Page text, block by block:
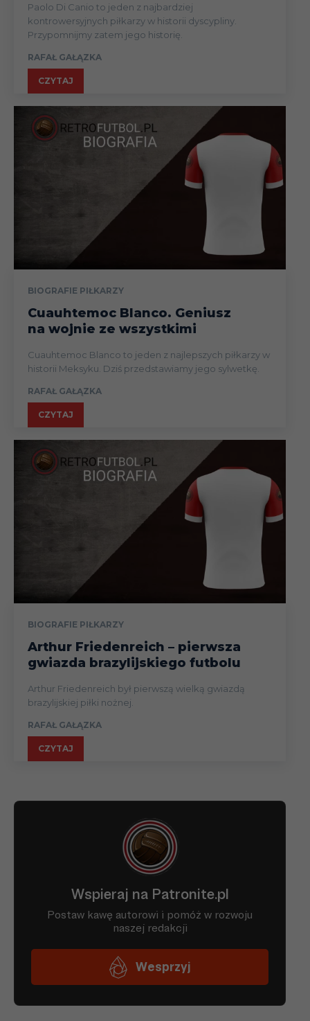
Paolo Di Canio to jeden z najbardziej
kontrowersyjnych piłkarzy w historii dyscypliny.
Przypomnijmy zatem jego historię.
RAFAŁ GAŁĄZKA
CZYTAJ
BIOGRAFIE PIŁKARZY
Cuauhtemoc Blanco. Geniusz
na wojnie ze wszystkimi
Cuauhtemoc Blanco to jeden z najlepszych piłkarzy w
historii Meksyku. Dziś przedstawiamy jego sylwetkę.
RAFAŁ GAŁĄZKA
CZYTAJ
BIOGRAFIE PIŁKARZY
Arthur Friedenreich – pierwsza
gwiazda brazylijskiego futbolu
Arthur Friedenreich był pierwszą wielką gwiazdą
brazylijskiej piłki nożnej.
RAFAŁ GAŁĄZKA
CZYTAJ